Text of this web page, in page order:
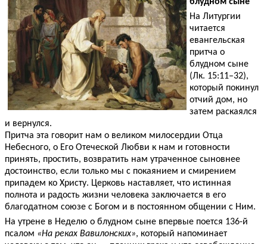
На Литургии
читается
евангельская
притча о
блудном сыне
(Лк. 15:11–32),
который покинул
отчий дом, но
затем раскаялся
и вернулся.
Притча эта говорит нам о великом милосердии Отца
Небесного, о Его Отеческой Любви к нам и готовности
принять, простить, возвратить нам утраченное сыновнее
достоинство, если только мы с покаянием и смирением
припадем ко Христу. Церковь наставляет, что истинная
полнота и радость жизни человека заключается в его
благодатном союзе с Богом и в постоянном общении с Ним.
На утрене в Неделю о блудном сыне впервые поется 136-й
псалом «На реках Вавилонских», который напоминает